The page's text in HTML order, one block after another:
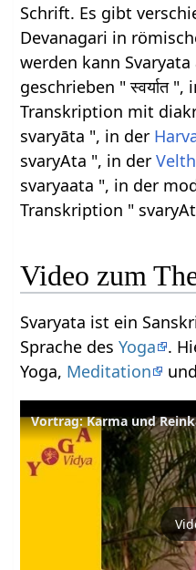
Schrift. Es gibt
Devanagari in
werden kann
geschrieben " स्वर्यात
Transkription mit
svaryāta ", in der
svaryAta ", in der
svaryaata ", in der
Transkription "
Video zum
Svaryata ist ein
Sprache desYoga
.
Yoga, Meditation
Vortrag: Karma und